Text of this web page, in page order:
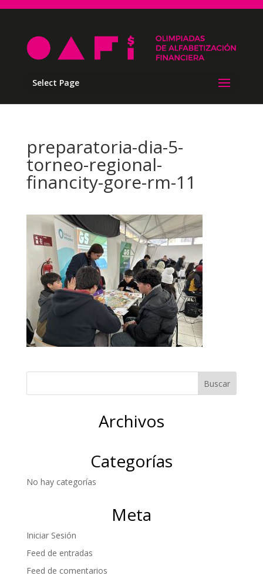
Select Page
preparatoria-dia-5-
torneo-regional-
financity-gore-rm-11
Archivos
Categorías
No hay categorías
Meta
Iniciar Sesión
Feed de entradas
Feed de comentarios